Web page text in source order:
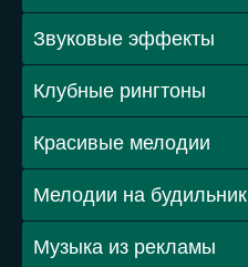
Звуковые эффекты
Клубные рингтоны
Красивые мелодии
Мелодии на будильник
Музыка из рекламы